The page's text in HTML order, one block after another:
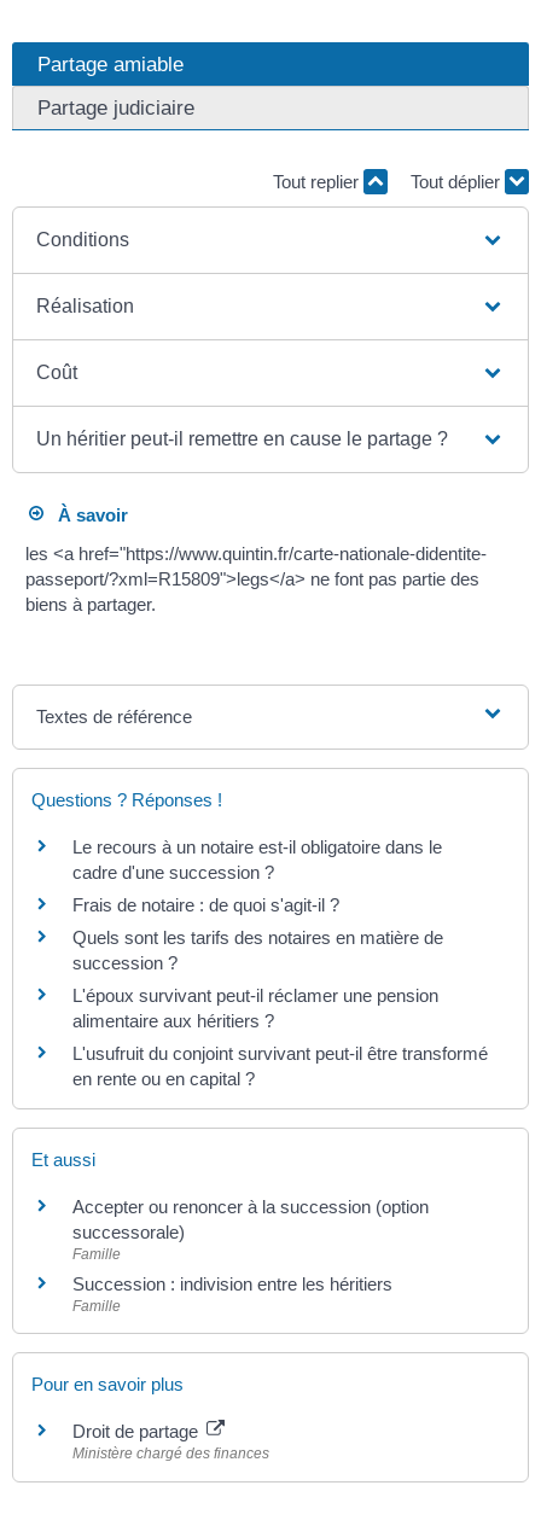
Partage amiable
Partage judiciaire
Tout replier Tout déplier
Conditions
Réalisation
Coût
Un héritier peut-il remettre en cause le partage ?
À savoir
les <a href="https://www.quintin.fr/carte-nationale-didentite-
passeport/?xml=R15809">legs</a> ne font pas partie des
biens à partager.
Textes de référence
Questions ? Réponses !
Le recours à un notaire est-il obligatoire dans le
cadre d'une succession ?
Frais de notaire : de quoi s'agit-il ?
Quels sont les tarifs des notaires en matière de
succession ?
L'époux survivant peut-il réclamer une pension
alimentaire aux héritiers ?
L'usufruit du conjoint survivant peut-il être transformé
en rente ou en capital ?
Et aussi
Accepter ou renoncer à la succession (option
successorale)
Famille
Succession : indivision entre les héritiers
Famille
Pour en savoir plus
Droit de partage
Ministère chargé des finances